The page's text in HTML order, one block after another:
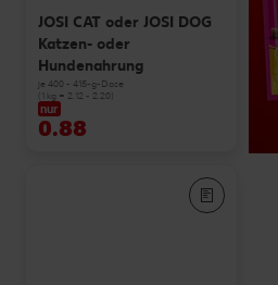
JOSI CAT oder JOSI DOG
Katzen- oder
Hundenahrung
je 400 - 415-g-Dose
(1 kg = 2.12 - 2.20)
nur
0.88